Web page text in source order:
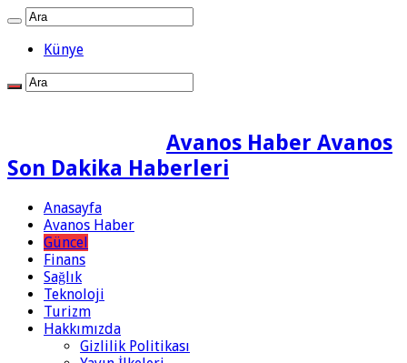
Künye
Avanos Haber Avanos
Son Dakika Haberleri
Anasayfa
Avanos Haber
Güncel
Finans
Sağlık
Teknoloji
Turizm
Hakkımızda
Gizlilik Politikası